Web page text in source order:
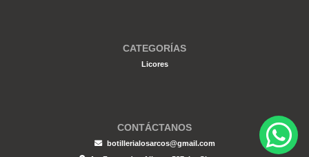
CATEGORÍAS
Licores
CONTÁCTANOS
botillerialosarcos@gmail.com